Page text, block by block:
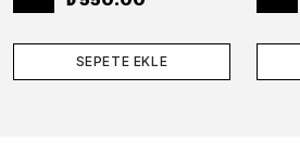
SEPETE EKLE